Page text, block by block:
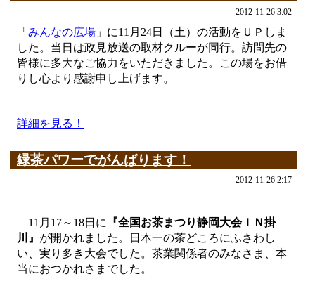
2012-11-26 3:02
「 みんなの広場 」に11月24日（土）の活動をＵＰしま
した。当日は政見放送の取材クルーが同行。訪問先の
皆様に多大なご協力をいただきました。この場をお借
りし心より感謝申し上げます。
詳細を見る！
緑茶パワーでがんばります！
2012-11-26 2:17
11月17～18日に
『全国お茶まつり静岡大会ＩＮ掛
川』 が開かれました。日本一の茶どころにふさわし
い、実り多き大会でした。茶業関係者のみなさま、本
当におつかれさまでした。